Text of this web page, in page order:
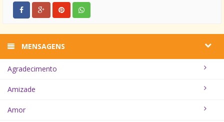
MENSAGENS
Agradecimento
Amizade
Amor